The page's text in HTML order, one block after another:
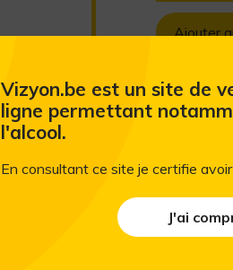
Ajouter
Recette
écorces de
Amandes.
Vizyon.be est un site de
ligne permettant
l'alcool.
En consultant ce site je certifie
J'ai